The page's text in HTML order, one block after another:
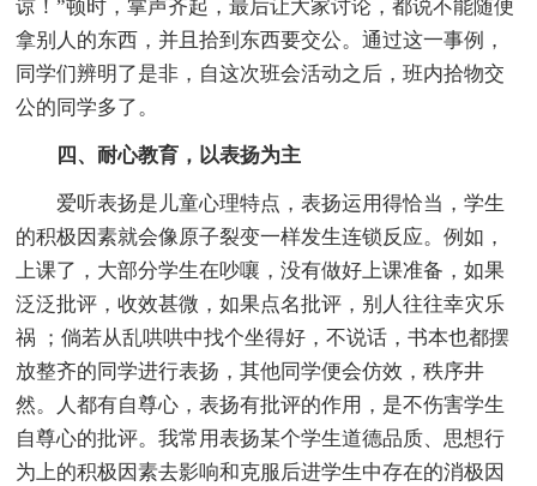
谅！”顿时，掌声齐起，最后让大家讨论，都说不能随便
拿别人的东西，并且拾到东西要交公。通过这一事例，
同学们辨明了是非，自这次班会活动之后，班内拾物交
公的同学多了。
四、耐心教育，以表扬为主
爱听表扬是儿童心理特点，表扬运用得恰当，学生
的积极因素就会像原子裂变一样发生连锁反应。例如，
上课了，大部分学生在吵嚷，没有做好上课准备，如果
泛泛批评，收效甚微，如果点名批评，别人往往幸灾乐
祸 ；倘若从乱哄哄中找个坐得好，不说话，书本也都摆
放整齐的同学进行表扬，其他同学便会仿效，秩序井
然。人都有自尊心，表扬有批评的作用，是不伤害学生
自尊心的批评。我常用表扬某个学生道德品质、思想行
为上的积极因素去影响和克服后进学生中存在的消极因